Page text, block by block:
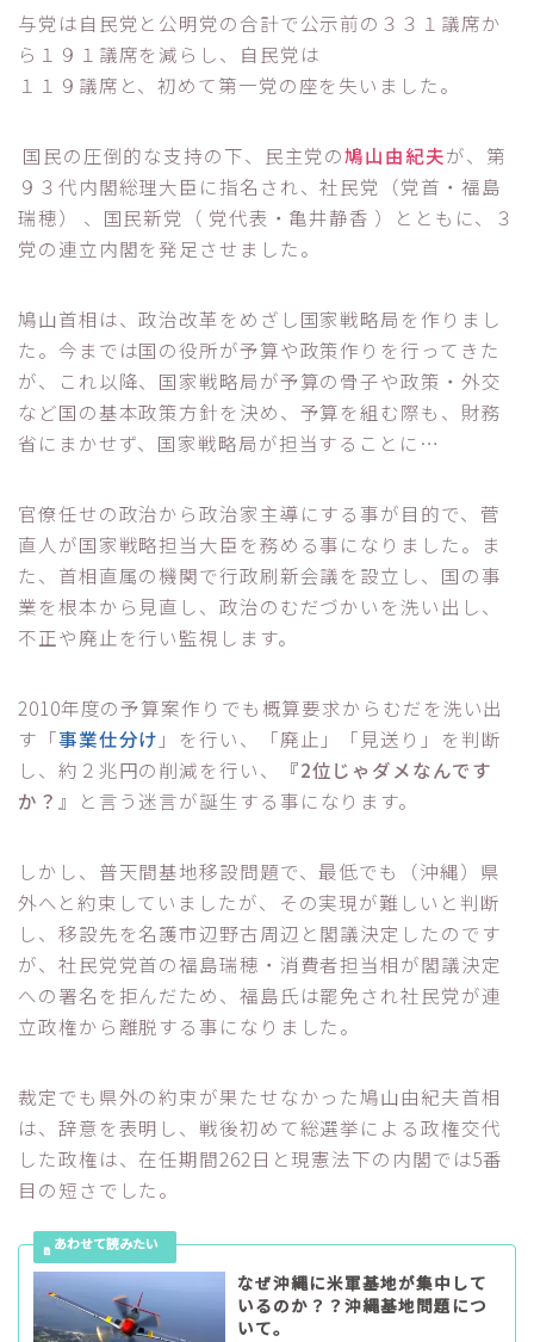
与党は自民党と公明党の合計で公示前の３３１議席か
ら１９１議席を減らし、自民党は
１１９議席と、初めて第一党の座を失いました。
国民の圧倒的な支持の下、民主党の鳩山由紀夫が、第
９３代内閣総理大臣に指名され、社民党（党首・福島
瑞穂） 、国民新党（ 党代表・亀井静香 ）とともに、３
党の連立内閣を発足させました。
鳩山首相は、政治改革をめざし国家戦略局を作りまし
た。今までは国の役所が予算や政策作りを行ってきた
が、これ以降、国家戦略局が予算の骨子や政策・外交
など国の基本政策方針を決め、予算を組む際も、財務
省にまかせず、国家戦略局が担当することに…
官僚任せの政治から政治家主導にする事が目的で、菅
直人が国家戦略担当大臣を務める事になりました。ま
た、首相直属の機関で行政刷新会議を設立し、国の事
業を根本から見直し、政治のむだづかいを洗い出し、
不正や廃止を行い監視します。
2010年度の予算案作りでも概算要求からむだを洗い出
す「事業仕分け 」を行い、「廃止」「見送り」を判断
し、約２兆円の削減を行い、
『2位じゃダメなんです
か？ 』と言う迷言が誕生する事になります。
しかし、普天間基地移設問題で、最低でも（沖縄）県
外へと約束していましたが、その実現が難しいと判断
し、移設先を名護市辺野古周辺と閣議決定したのです
が、社民党党首の福島瑞穂・消費者担当相が閣議決定
への署名を拒んだため、福島氏は罷免され社民党が連
立政権から離脱する事になりました。
裁定でも県外の約束が果たせなかった鳩山由紀夫首相
は、辞意を表明し、戦後初めて総選挙による政権交代
した政権は、在任期間262日と現憲法下の内閣では5番
目の短さでした。
なぜ沖縄に米軍基地が集中して
いるのか？？沖縄基地問題につ
いて。